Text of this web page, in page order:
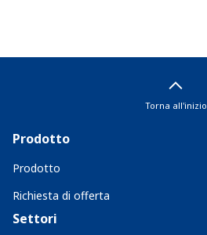
Torna all'inizio
Prodotto
Prodotto
Richiesta di offerta
Settori